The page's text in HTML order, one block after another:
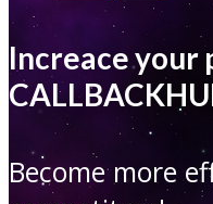
Increace
Become more